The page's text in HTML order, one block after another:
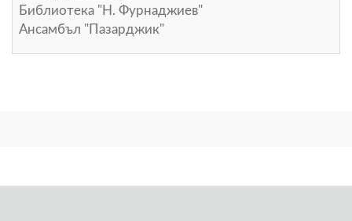
Библиотека "Н. Фурнаджиев"
Ансамбъл "Пазарджик"